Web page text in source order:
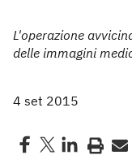
L'operazione
delle immagini
4 set 2015